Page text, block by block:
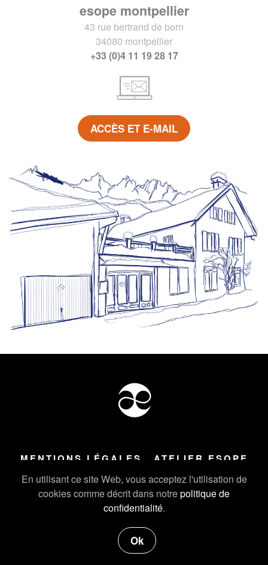
En utilisant ce site Web, vous acceptez l'utilisation de
cookies comme décrit dans notrepolitique de
confidentialité.
Ok
esope montpellier
43 rue bertrand de born
34080 montpellier
+33 (0)4 11 19 28 17
ACCÈS ET E-MAIL
MENTIONS LÉGALES ATELIER ESOPE